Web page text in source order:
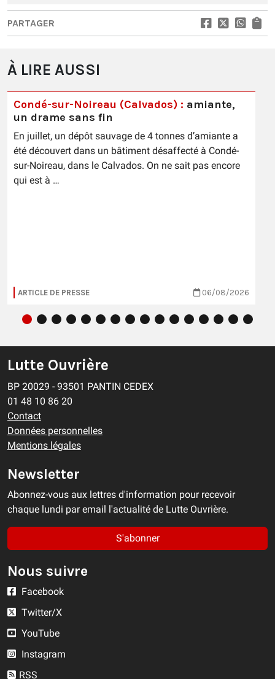
PARTAGER
À LIRE AUSSI
Condé-sur-Noireau (Calvados) : amiante,
un drame sans fin
En juillet, un dépôt sauvage de 4 tonnes d’amiante a
été découvert dans un bâtiment désaffecté à Condé-
sur-Noireau, dans le Calvados. On ne sait pas encore
qui est à …
ARTICLE DE PRESSE 06/08/2026
Lutte Ouvrière
BP 20029 - 93501 PANTIN CEDEX
01 48 10 86 20
Contact
Données personnelles
Mentions légales
Newsletter
Abonnez-vous aux lettres d'information pour recevoir
chaque lundi par email l'actualité de Lutte Ouvrière.
S'abonner
Nous suivre
Facebook
Twitter/X
YouTube
Instagram
RSS